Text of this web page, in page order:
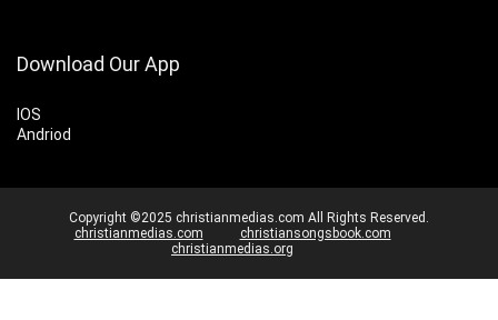
Download Our App
IOS
Andriod
Copyright ©2025 christianmedias.com All Rights Reserved.
christianmedias.com
christiansongsbook.com
christianmedias.org